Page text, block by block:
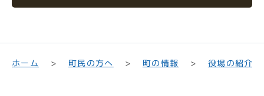
ホーム 町民の方へ 町の情報 役場の紹介